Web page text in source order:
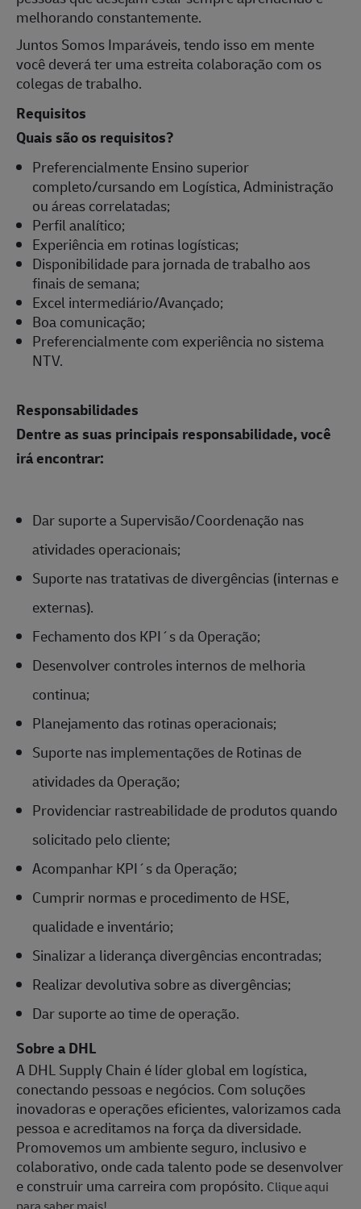
melhorando constantemente.
Juntos Somos Imparáveis, tendo isso em mente
você deverá ter uma estreita colaboração com os
colegas de trabalho.
Requisitos
Quais são os requisitos?
Preferencialmente Ensino superior
completo/cursando em Logística, Administração
ou áreas correlatadas;
Perfil analítico;
Experiência em rotinas logísticas;
Disponibilidade para jornada de trabalho aos
finais de semana;
Excel intermediário/Avançado;
Boa comunicação;
Preferencialmente com experiência no sistema
NTV.
Responsabilidades
Dentre as suas principais responsabilidade, você
irá encontrar:
Dar suporte a Supervisão/Coordenação nas
atividades operacionais;
Suporte nas tratativas de divergências (internas e
externas).
Fechamento dos KPI´s da Operação;
Desenvolver controles internos de melhoria
continua;
Planejamento das rotinas operacionais;
Suporte nas implementações de Rotinas de
atividades da Operação;
Providenciar rastreabilidade de produtos quando
solicitado pelo cliente;
Acompanhar KPI´s da Operação;
Cumprir normas e procedimento de HSE,
qualidade e inventário;
Sinalizar a liderança divergências encontradas;
Realizar devolutiva sobre as divergências;
Dar suporte ao time de operação.
Sobre a DHL
A DHL Supply Chain é líder global em logística,
conectando pessoas e negócios. Com soluções
inovadoras e operações eficientes, valorizamos cada
pessoa e acreditamos na força da diversidade.
Promovemos um ambiente seguro, inclusivo e
colaborativo, onde cada talento pode se desenvolver
e construir uma carreira com propósito. Clique aqui